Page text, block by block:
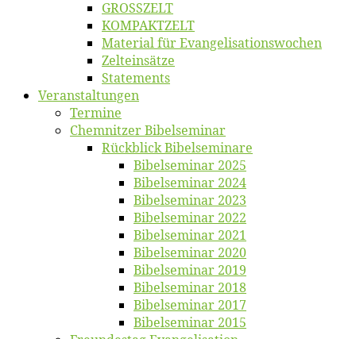
GROSSZELT
KOMPAKTZELT
Ma­te­ri­al für Evangelisationswochen
Zelt­ein­sät­ze
State­ments
Ver­an­stal­tun­gen
Ter­mi­ne
Chemnit­zer Bibelseminar
Rück­blick Bibelseminare
Bi­bel­se­mi­nar 2025
Bi­bel­se­mi­nar 2024
Bi­bel­se­mi­nar 2023
Bi­bel­se­mi­nar 2022
Bi­bel­se­mi­nar 2021
Bi­bel­se­mi­nar 2020
Bi­bel­se­mi­nar 2019
Bi­bel­se­mi­nar 2018
Bibelsemi­nar 2017
Bibelsemi­nar 2015